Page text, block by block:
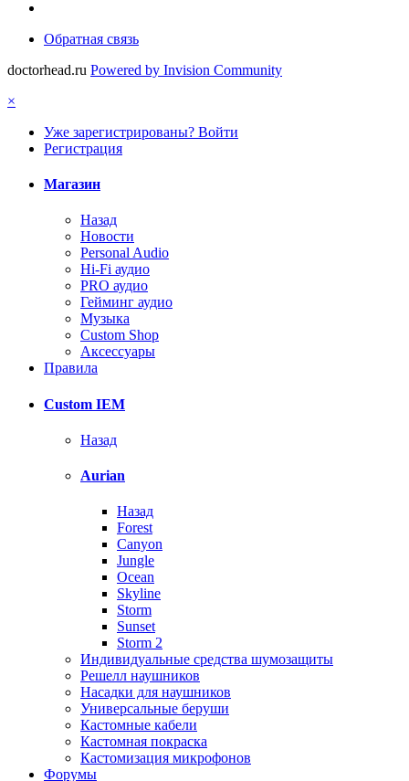
Обратная связь
doctorhead.ru Powered by Invision Community
×
Уже зарегистрированы? Войти
Регистрация
Магазин
Назад
Новости
Personal Audio
Hi-Fi аудио
PRO аудио
Гейминг аудио
Музыка
Custom Shop
Аксессуары
Правила
Custom IEM
Назад
Aurian
Назад
Forest
Canyon
Jungle
Ocean
Skyline
Storm
Sunset
Storm 2
Индивидуальные средства шумозащиты
Решелл наушников
Насадки для наушников
Универсальные беруши
Кастомные кабели
Кастомная покраска
Кастомизация микрофонов
Форумы